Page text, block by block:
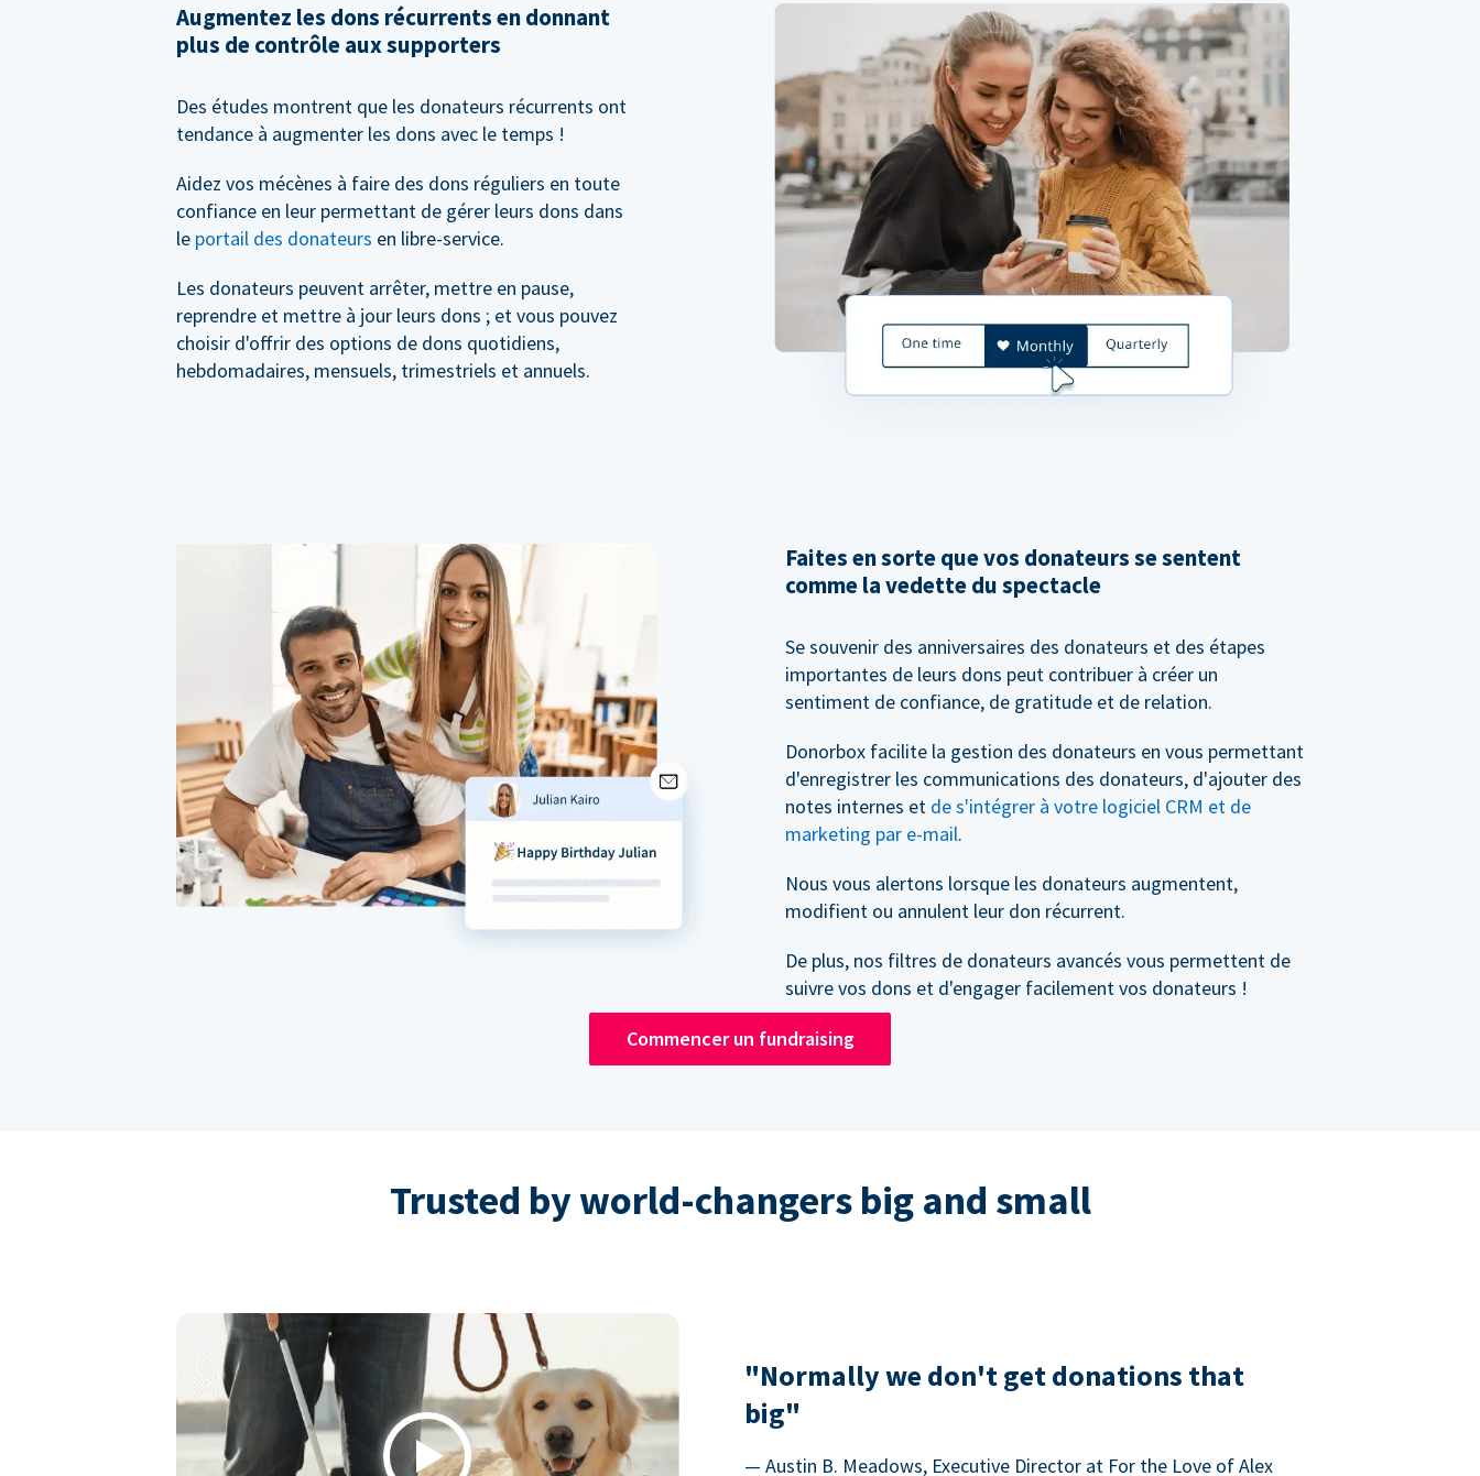
Augmentez les dons récurrents en donnant
plus de contrôle aux supporters
Des études montrent que les donateurs récurrents ont
tendance à augmenter les dons avec le temps !
Aidez vos mécènes à faire des dons réguliers en toute
confiance en leur permettant de gérer leurs dons dans
le portail des donateurs en libre-service.
Les donateurs peuvent arrêter, mettre en pause,
reprendre et mettre à jour leurs dons ; et vous pouvez
choisir d'offrir des options de dons quotidiens,
hebdomadaires, mensuels, trimestriels et annuels.
Faites en sorte que vos donateurs se sentent
comme la vedette du spectacle
Se souvenir des anniversaires des donateurs et des étapes
importantes de leurs dons peut contribuer à créer un
sentiment de confiance, de gratitude et de relation.
Donorbox facilite la gestion des donateurs en vous permettant
d'enregistrer les communications des donateurs, d'ajouter des
notes internes et de s'intégrer à votre logiciel CRM et de
marketing par e-mail.
Nous vous alertons lorsque les donateurs augmentent,
modifient ou annulent leur don récurrent.
De plus, nos filtres de donateurs avancés vous permettent de
suivre vos dons et d'engager facilement vos donateurs !
Commencer un fundraising
Trusted by world-changers big and small
Play
"Normally we don't get donations that
big"
— Austin B. Meadows, Executive Director at For the Love of Alex